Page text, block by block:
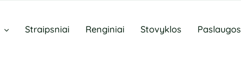
Straipsniai Renginiai Stovyklos Paslaugos